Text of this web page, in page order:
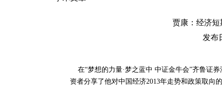
贾康：经济
发布
在“梦想的力量·梦之蓝中 中证金牛会”齐鲁证
资者分享了他对中国经济2013年走势和政策取向